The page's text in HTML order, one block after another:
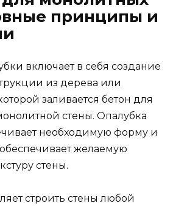
принципы и
включает в себя создание
из дерева или
заливается бетон для
стены. Опалубка
необходимую форму и
желаемую
стены.
строить стены любой